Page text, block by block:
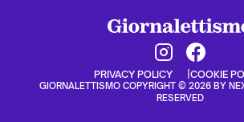
PRIVACY POLICY COOKIE
GIORNALETTISMO COPYRIGHT © 2026 BY
RESERVED